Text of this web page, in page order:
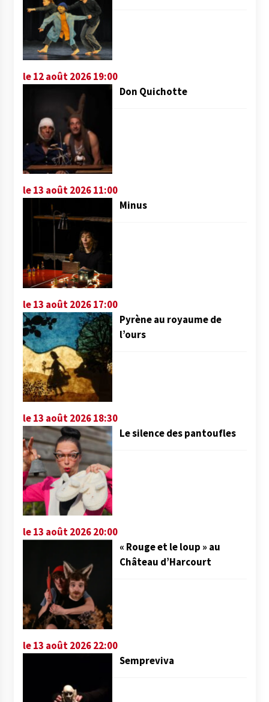
le 12 août 2026 19:00
Don Quichotte
le 13 août 2026 11:00
Minus
le 13 août 2026 17:00
Pyrène au royaume de
l’ours
le 13 août 2026 18:30
Le silence des pantoufles
le 13 août 2026 20:00
« Rouge et le loup » au
Château d’Harcourt
le 13 août 2026 22:00
Sempreviva